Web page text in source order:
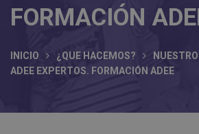
FORMACIÓN
INICIO ¿QUE HACEMOS?
ADEE EXPERTOS. FORMACIÓN ADEE